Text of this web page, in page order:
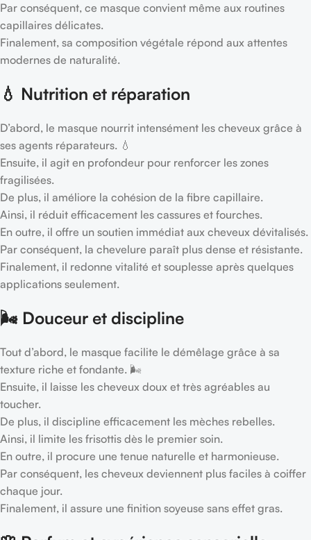
Par conséquent, ce masque convient même aux routines
capillaires délicates.
Finalement, sa composition végétale répond aux attentes
modernes de naturalité.
💧 Nutrition et réparation
D’abord, le masque nourrit intensément les cheveux grâce à
ses agents réparateurs. 💧
Ensuite, il agit en profondeur pour renforcer les zones
fragilisées.
De plus, il améliore la cohésion de la fibre capillaire.
Ainsi, il réduit efficacement les cassures et fourches.
En outre, il offre un soutien immédiat aux cheveux dévitalisés.
Par conséquent, la chevelure paraît plus dense et résistante.
Finalement, il redonne vitalité et souplesse après quelques
applications seulement.
🌬️ Douceur et discipline
Tout d’abord, le masque facilite le démêlage grâce à sa
texture riche et fondante. 🌬️
Ensuite, il laisse les cheveux doux et très agréables au
toucher.
De plus, il discipline efficacement les mèches rebelles.
Ainsi, il limite les frisottis dès le premier soin.
En outre, il procure une tenue naturelle et harmonieuse.
Par conséquent, les cheveux deviennent plus faciles à coiffer
chaque jour.
Finalement, il assure une finition soyeuse sans effet gras.